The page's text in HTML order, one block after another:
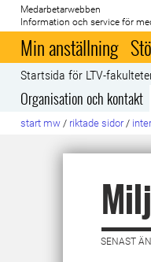
startsida
Medarbetarwebben
Information och service för
Min anställning
Startsida för LTV-
Organisation och kontakt
start mw / riktade sidor /
SENAST